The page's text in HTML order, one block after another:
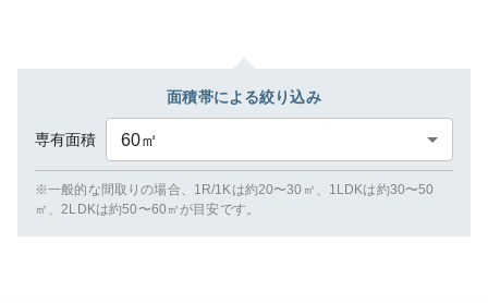
面積帯による絞り込み
専有面積 60㎡
※一般的な間取りの場合、1R/1Kは約20〜30㎡、1LDKは約30〜50
㎡、2LDKは約50〜60㎡が目安です。